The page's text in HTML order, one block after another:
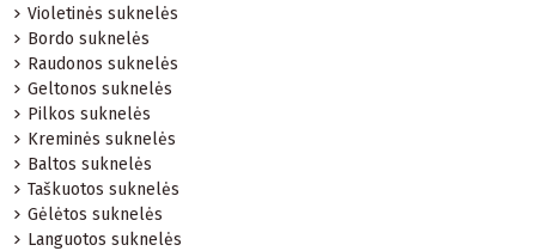
Violetinės suknelės
Bordo suknelės
Raudonos suknelės
Geltonos suknelės
Pilkos suknelės
Kreminės suknelės
Baltos suknelės
Taškuotos suknelės
Gėlėtos suknelės
Languotos suknelės